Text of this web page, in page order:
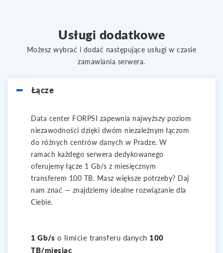
Usługi dodatkowe
Możesz wybrać i dodać następujące usługi w czasie
zamawiania serwera.
Łącze
Data center FORPSI zapewnia najwyższy poziom
niezawodności dzięki dwóm niezależnym łączom
do różnych centrów danych w Pradze. W
ramach każdego serwera dedykowanego
oferujemy łącze 1 Gb/s z miesięcznym
transferem 100 TB. Masz większe potrzeby? Daj
nam znać — znajdziemy idealne rozwiązanie dla
Ciebie.
1 Gb/s o limicie transferu danych 100
TB/miesiąc